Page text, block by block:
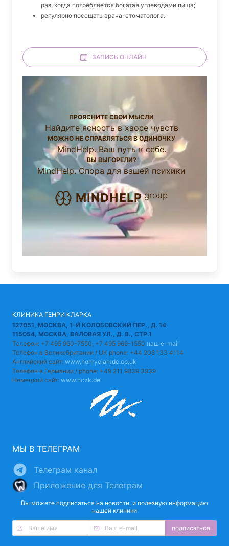
раз, когда потребляется богатая углеводами пища;
регулярно посещать врача-стоматолога.
ЗАПИСЬ ОНЛАЙН
ПРОЯСНИТЕ СВОИ МЫСЛИ
Найдите ясность в хаосе чувств
МОЖНО НЕ СПРАВЛЯТЬСЯ В ОДИНОЧКУ
MindHelp. Ваш путь к себе.
ВЫ ВЫГОРЕЛИ?
MindHelp. Опора для вашей психики
MINDHELP group
КЛИНИКА ГЕНРИ КЛАРКА
127051, МОСКВА, 1-Й КОЛОБОВСКИЙ ПЕР., Д. 14
115054, МОСКВА, ВАЛОВАЯ УЛ., Д. 8., СТР.1
Телефон: +7 495 960-7550, +7 495 969-1550 наш e-mail
Телефон в Великобритании / UK phone: +44 208 133 4114
Английский сайт: www.henryclarkdc.co.uk
Телефон в Германии / phone: +49 211 9839 3939
Немецкий сайт: www.hczk.de
МЫ В ТЕЛЕГРАМ
Телеграм канал
Приложение для Телеграм
Вы можете подписаться на новости, и полезную информацию
нашей клиники
подписаться